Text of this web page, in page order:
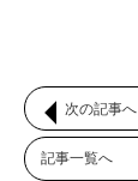
次の記事へ
記事一覧へ